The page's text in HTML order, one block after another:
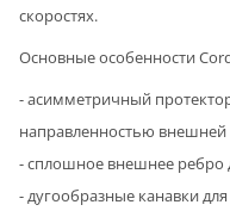
скоростях.
Основные особенности
- асимметричный
направленностью внешней
- сплошное внешнее ребро
- дугообразные канавки